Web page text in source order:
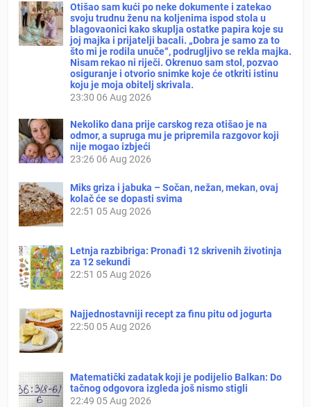
Otišao sam kući po neke dokumente i zatekao
svoju trudnu ženu na koljenima ispod stola u
blagovaonici kako skuplja ostatke papira koje su
joj majka i prijatelji bacali. „Dobra je samo za to
što mi je rodila unuče“, podrugljivo se rekla majka.
Nisam rekao ni riječi. Okrenuo sam stol, pozvao
osiguranje i otvorio snimke koje će otkriti istinu
koju je moja obitelj skrivala.
23:30 06 Aug 2026
Nekoliko dana prije carskog reza otišao je na
odmor, a supruga mu je pripremila razgovor koji
nije mogao izbjeći
23:26 06 Aug 2026
Miks griza i jabuka – Sočan, nežan, mekan, ovaj
kolač će se dopasti svima
22:51 05 Aug 2026
Letnja razbibriga: Pronađi 12 skrivenih životinja
za 12 sekundi
22:51 05 Aug 2026
Najjednostavniji recept za finu pitu od jogurta
22:50 05 Aug 2026
Matematički zadatak koji je podijelio Balkan: Do
tačnog odgovora izgleda još nismo stigli
22:49 05 Aug 2026